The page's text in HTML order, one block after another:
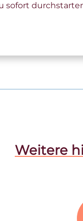
sofort
Weitere